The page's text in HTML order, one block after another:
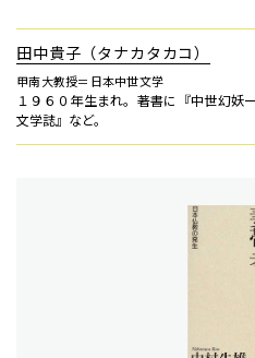
田中貴子（タナカタカコ）
甲南大教授＝日本中世文学
１９６０年生まれ。著書に『中世幻妖
文学誌』など。